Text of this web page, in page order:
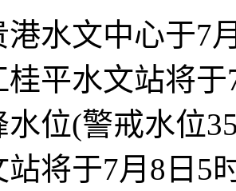
文中心于7月
平水文站将
位(警戒水位
将于7月8日5